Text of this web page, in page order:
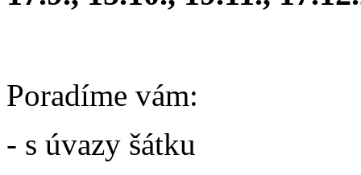
Poradíme vám:
- s úvazy šátku